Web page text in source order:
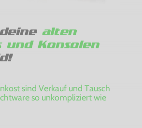
alten
und Konsolen
sind Verkauf und Tausch
so unkompliziert wie